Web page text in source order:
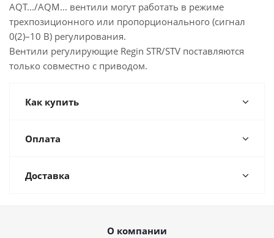
AQT.../AQM... вентили могут работать в режиме
трехпозиционного или пропорционального (сигнал
0(2)–10 В) регулирования.
Вентили регулирующие Regin STR/STV поставляются
только совместно с приводом.
Как купить
Оплата
Доставка
О компании